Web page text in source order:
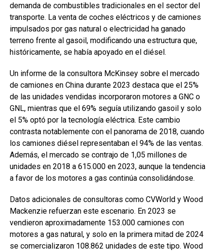
demanda de combustibles tradicionales en el sector del
transporte. La venta de coches eléctricos y de camiones
impulsados por gas natural o electricidad ha ganado
terreno frente al gasoil, modificando una estructura que,
históricamente, se había apoyado en el diésel.
Un informe de la consultora McKinsey sobre el mercado
de camiones en China durante 2023 destaca que el 25%
de las unidades vendidas incorporaron motores a GNC o
GNL, mientras que el 69% seguía utilizando gasoil y solo
el 5% optó por la tecnología eléctrica. Este cambio
contrasta notablemente con el panorama de 2018, cuando
los camiones diésel representaban el 94% de las ventas.
Además, el mercado se contrajo de 1,05 millones de
unidades en 2018 a 615.000 en 2023, aunque la tendencia
a favor de los motores a gas continúa consolidándose.
Datos adicionales de consultoras como CVWorld y Wood
Mackenzie refuerzan este escenario. En 2023 se
vendieron aproximadamente 153.000 camiones con
motores a gas natural, y solo en la primera mitad de 2024
se comercializaron 108.862 unidades de este tipo. Wood